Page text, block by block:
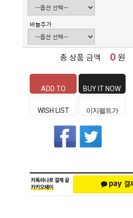
바늘추가
총 상품 금액 0원
ADD TO
CART
BUY IT NOW
WISH LIST 이지펠트가
좋은 이유